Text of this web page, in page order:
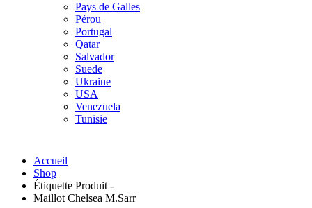
Pays de Galles
Pérou
Portugal
Qatar
Salvador
Suede
Ukraine
USA
Venezuela
Tunisie
Accueil
Shop
Étiquette Produit -
Maillot Chelsea M.Sarr